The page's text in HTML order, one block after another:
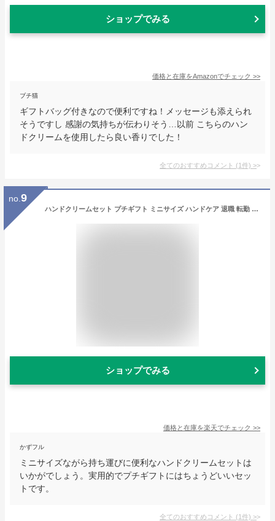
ショップでみる
価格と在庫をAmazonでチェック >>
ブチ猫
ギフトバッグ付きなので便利ですね！メッセージも添えられ
そうですし 感謝の気持ちが伝わりそう…以前 こちらのハン
ドクリームを使用したら良い香りでした！
全てのおすすめコメント (1件) >
no. 9
ハンドクリームセット プチギフト ミニサイズ ハンドケア 退職 転勤 お礼 女性 男性 クリスマス ホワイトデー 挨拶 お配り ばらまき お返し 実用的 リラックス かわいい 箱入り 異動 誕生日 ギフト プレゼント メッセージカード 熨斗
ショップでみる
価格と在庫を楽天でチェック >>
かずフル
ミニサイズながら持ち運びに便利なハンドクリームセットは
いかがでしょう。実用的でプチギフトにはちょうどいいセッ
トです。
全てのおすすめコメント (1件) >